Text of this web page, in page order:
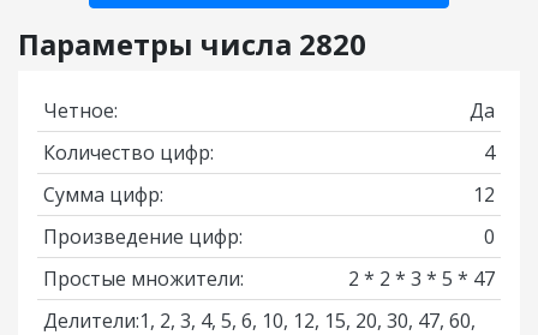
Параметры числа 2820
Четное:
Да
Количество цифр:
4
Сумма цифр:
12
Произведение цифр:
0
Простые множители:
2 * 2 * 3 * 5 * 47
Делители:1, 2, 3, 4, 5, 6, 10, 12, 15, 20, 30, 47, 60,